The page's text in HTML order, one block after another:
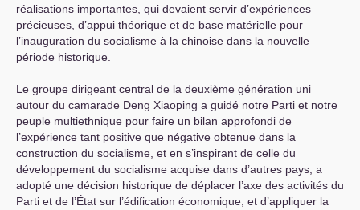
réalisations importantes, qui devaient servir d’expériences
précieuses, d’appui théorique et de base matérielle pour
l’inauguration du socialisme à la chinoise dans la nouvelle
période historique.
Le groupe dirigeant central de la deuxième génération uni
autour du camarade Deng Xiaoping a guidé notre Parti et notre
peuple multiethnique pour faire un bilan approfondi de
l’expérience tant positive que négative obtenue dans la
construction du socialisme, et en s’inspirant de celle du
développement du socialisme acquise dans d’autres pays, a
adopté une décision historique de déplacer l’axe des activités du
Parti et de l’État sur l’édification économique, et d’appliquer la